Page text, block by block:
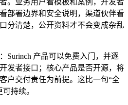
。业务用户看模板和案例，开发者
部署边界和安全说明，渠道伙伴看
分清楚，公开资料才不会变成杂乱
Surinch 产品可以免费入门，并逐
发者接口；核心产品是否开源，将
户交付责任为前提。这比一句“全
持续。